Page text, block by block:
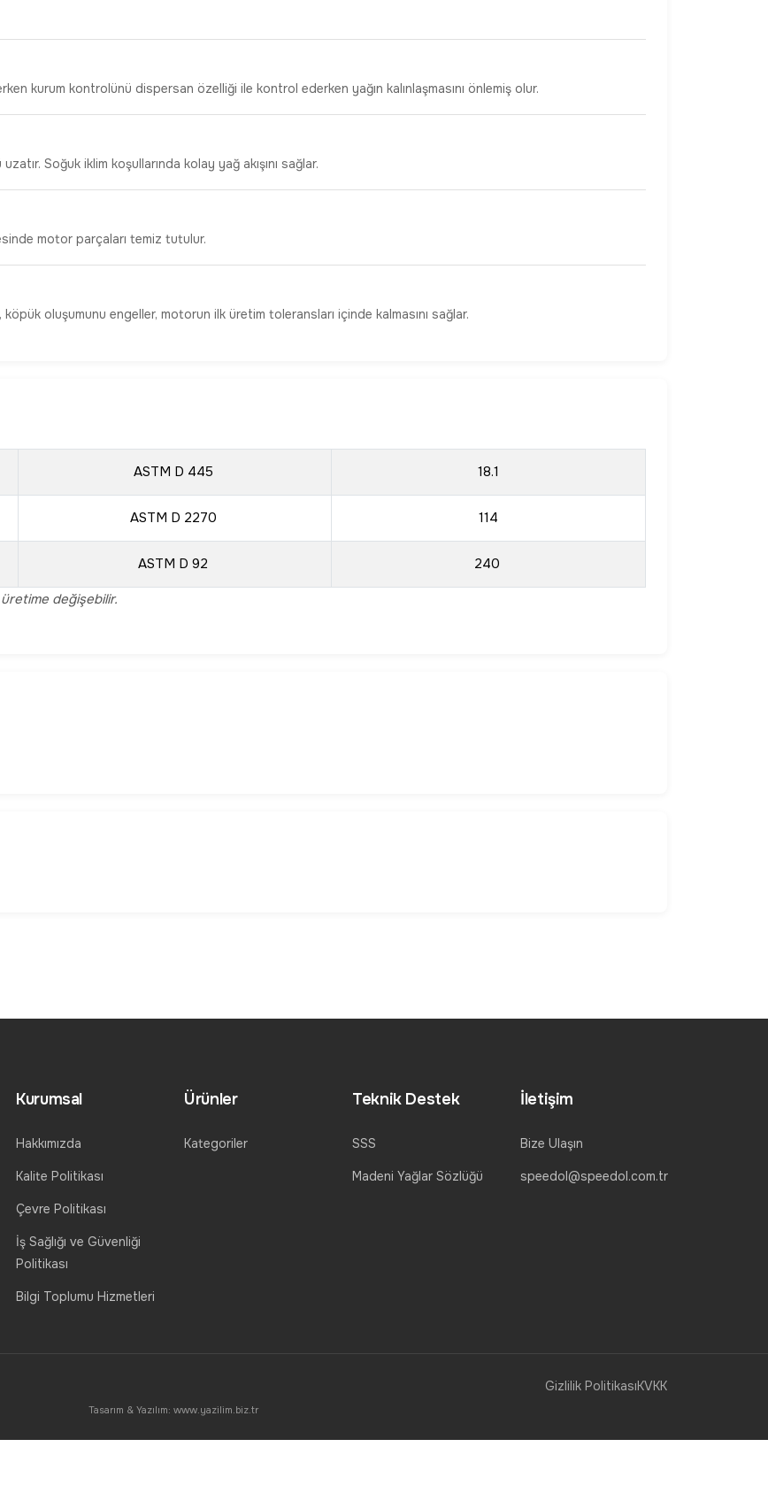
kurum kontrolünü dispersan özelliği ile kontrol ederken yağın kalınlaşmasını önlemiş olur.
Soğuk iklim koşullarında kolay yağ akışını sağlar.
motor parçaları temiz tutulur.
köpük oluşumunu engeller, motorun ilk üretim toleransları içinde kalmasını sağlar.
ASTM D 445 18.1
ASTM D 2270 114
ASTM D 92
240
değişebilir.
Kurumsal
Hakkımızda
Kalite Politikası
Çevre Politikası
İş Sağlığı ve Güvenliği
Politikası
Bilgi Toplumu Hizmetleri
Ürünler
Kategoriler
Teknik Destek
SSS
Madeni Yağlar Sözlüğü
İletişim
Bize Ulaşın
speedol@speedol.com.tr
Gizlilik PolitikasıKVKK
Tasarım & Yazılım: www.yazilim.biz.tr